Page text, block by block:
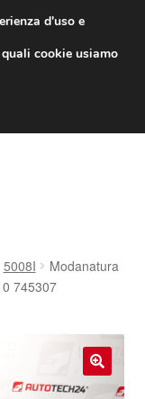
580 290
5008I
Modanatura
745307
d'uso e
cookie usiamo